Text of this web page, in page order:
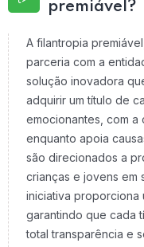
premiável?
A filantropia
parceria com a
solução inovadora
adquirir um título de
emocionantes, com a
enquanto apoia
são direcionados a
crianças e jovens em
iniciativa proporciona
garantindo que cada
total transparência e